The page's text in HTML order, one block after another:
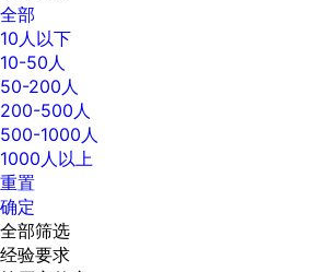
全部
10人以下
10-50人
50-200人
200-500人
500-1000人
1000人以上
重置
确定
全部筛选
经验要求